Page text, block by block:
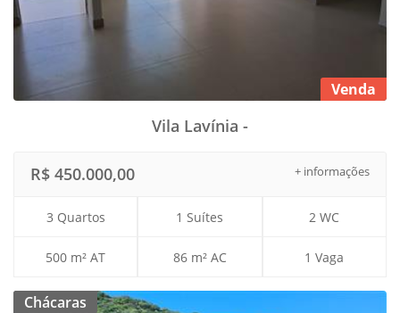
Venda
Vila Lavínia -
+ informações
R$ 450.000,00
3 Quartos 1 Suítes 2 WC
500 m² AT 86 m² AC 1 Vaga
Chácaras